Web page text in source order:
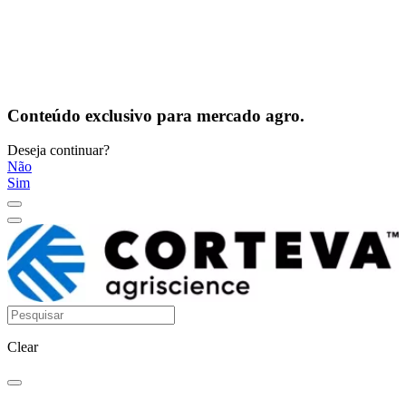
Conteúdo exclusivo para mercado agro.
Deseja continuar?
Não
Sim
Clear